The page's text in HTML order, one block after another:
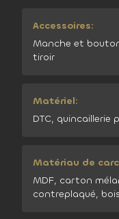
Accessoires:
Manche et
tiroir
Matériel:
DTC, quincaillerie
Matériau de
MDF, carton
contreplaqué,